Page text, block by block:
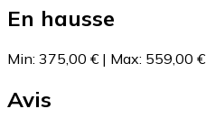
En hausse
Min: 375,00 € | Max: 559,00 €
Avis